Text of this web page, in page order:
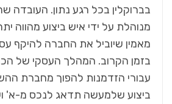
בברוקלין בכל רגע נתון. העובדה
מנוהלת על ידי איש ביצוע מהווה
מאמין שיוביל את החברה להיקף
בזמן הקרוב. המהלך העסקי של
עבורי הזדמנות להפוך מחברת
ביצוע שלמעשה תדאג לנכס מ-א'